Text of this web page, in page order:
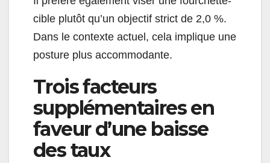
cible plutôt qu’un objectif strict de 2,0 %.
Dans le contexte actuel, cela implique une
posture plus accommodante.
Trois facteurs
supplémentaires en
faveur d’une baisse
des taux